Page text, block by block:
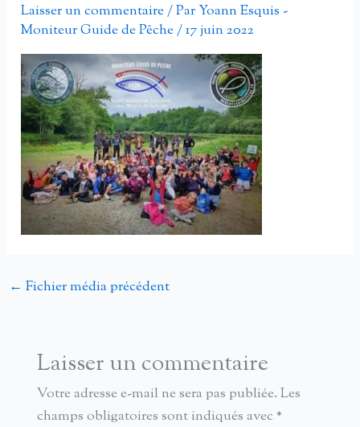
Laisser un commentaire/ ParYoann Esquis -
Moniteur Guide de Pêche/17 juin 2022
← Fichier média précédent
Laisser un commentaire
Votre adresse e-mail ne sera pas publiée. Les
champs obligatoires sont indiqués avec *